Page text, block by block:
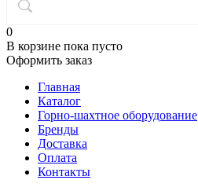
0
В корзине пока пусто
Оформить заказ
Главная
Каталог
Горно-шахтное оборудование
Бренды
Доставка
Оплата
Контакты